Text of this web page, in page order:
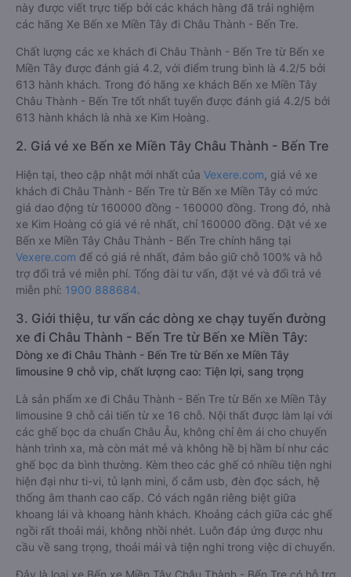
này được viết trực tiếp bởi các khách hàng đã trải nghiệm
các hãng Xe Bến xe Miền Tây đi Châu Thành - Bến Tre.
Chất lượng các xe khách đi Châu Thành - Bến Tre từ Bến xe
Miền Tây được đánh giá 4.2, với điểm trung bình là 4.2/5 bởi
613 hành khách. Trong đó hãng xe khách Bến xe Miền Tây
Châu Thành - Bến Tre tốt nhất tuyến được đánh giá 4.2/5 bởi
613 hành khách là nhà xe Kim Hoàng.
2. Giá vé xe Bến xe Miền Tây Châu Thành - Bến Tre
Hiện tại, theo cập nhật mới nhất của Vexere.com , giá vé xe
khách đi Châu Thành - Bến Tre từ Bến xe Miền Tây có mức
giá dao động từ 160000 đồng - 160000 đồng. Trong đó, nhà
xe Kim Hoàng có giá vé rẻ nhất, chỉ 160000 đồng. Đặt vé xe
Bến xe Miền Tây Châu Thành - Bến Tre chính hãng tại
Vexere.com để có giá rẻ nhất, đảm bảo giữ chỗ 100% và hỗ
trợ đổi trả vé miễn phí. Tổng đài tư vấn, đặt vé và đổi trả vé
miễn phí: 1900 888684.
3. Giới thiệu, tư vấn các dòng xe chạy tuyến đường
xe đi Châu Thành - Bến Tre từ Bến xe Miền Tây:
Dòng xe đi Châu Thành - Bến Tre từ Bến xe Miền Tây
limousine 9 chỗ vip, chất lượng cao: Tiện lợi, sang trọng
Là sản phẩm xe đi Châu Thành - Bến Tre từ Bến xe Miền Tây
limousine 9 chỗ cải tiến từ xe 16 chỗ. Nội thất được làm lại với
các ghế bọc da chuẩn Châu Âu, không chỉ êm ái cho chuyến
hành trình xa, mà còn mát mẻ và không hề bị hầm bí như các
ghế bọc da bình thường. Kèm theo các ghế có nhiều tiện nghi
hiện đại như ti-vi, tủ lạnh mini, ổ cắm usb, đèn đọc sách, hệ
thống âm thanh cao cấp. Có vách ngăn riêng biệt giữa
khoang lái và khoang hành khách. Khoảng cách giữa các ghế
ngồi rất thoải mái, không nhồi nhét. Luôn đáp ứng được nhu
cầu về sang trọng, thoải mái và tiện nghi trong việc di chuyển.
Đây là loại xe Bến xe Miền Tây Châu Thành - Bến Tre có hỗ trợ